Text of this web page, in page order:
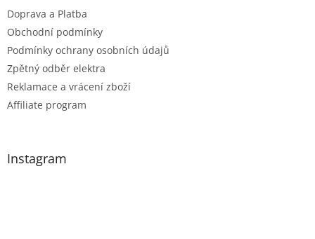
u
Doprava a Platba
Obchodní podmínky
Podmínky ochrany osobních údajů
Zpětný odběr elektra
Reklamace a vrácení zboží
Affiliate program
Instagram